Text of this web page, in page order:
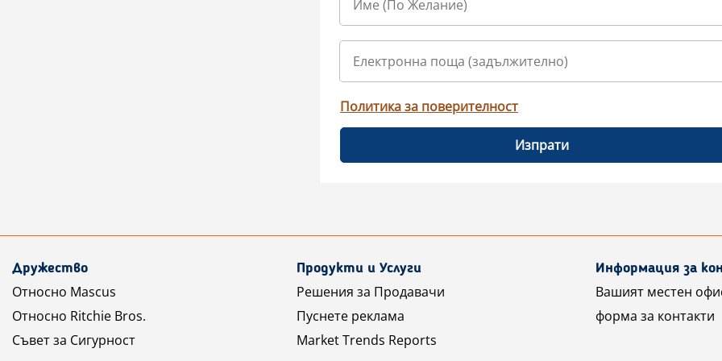
Политика за поверителност
Изпрати
Дружество
Относно Mascus
Относно Ritchie Bros.
Съвет за Сигурност
Продукти и Услуги
Решения за Продавачи
Пуснете реклама
Market Trends Reports
Информация за
Вашият местен
форма за контакти